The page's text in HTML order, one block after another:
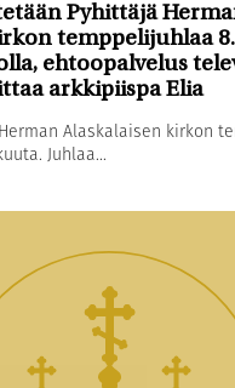
Pyhittäjä
temppelijuhlaa
ehtoopalvelus
arkkipiispa Elia
Alaskalaisen kirkon
Juhlaa...